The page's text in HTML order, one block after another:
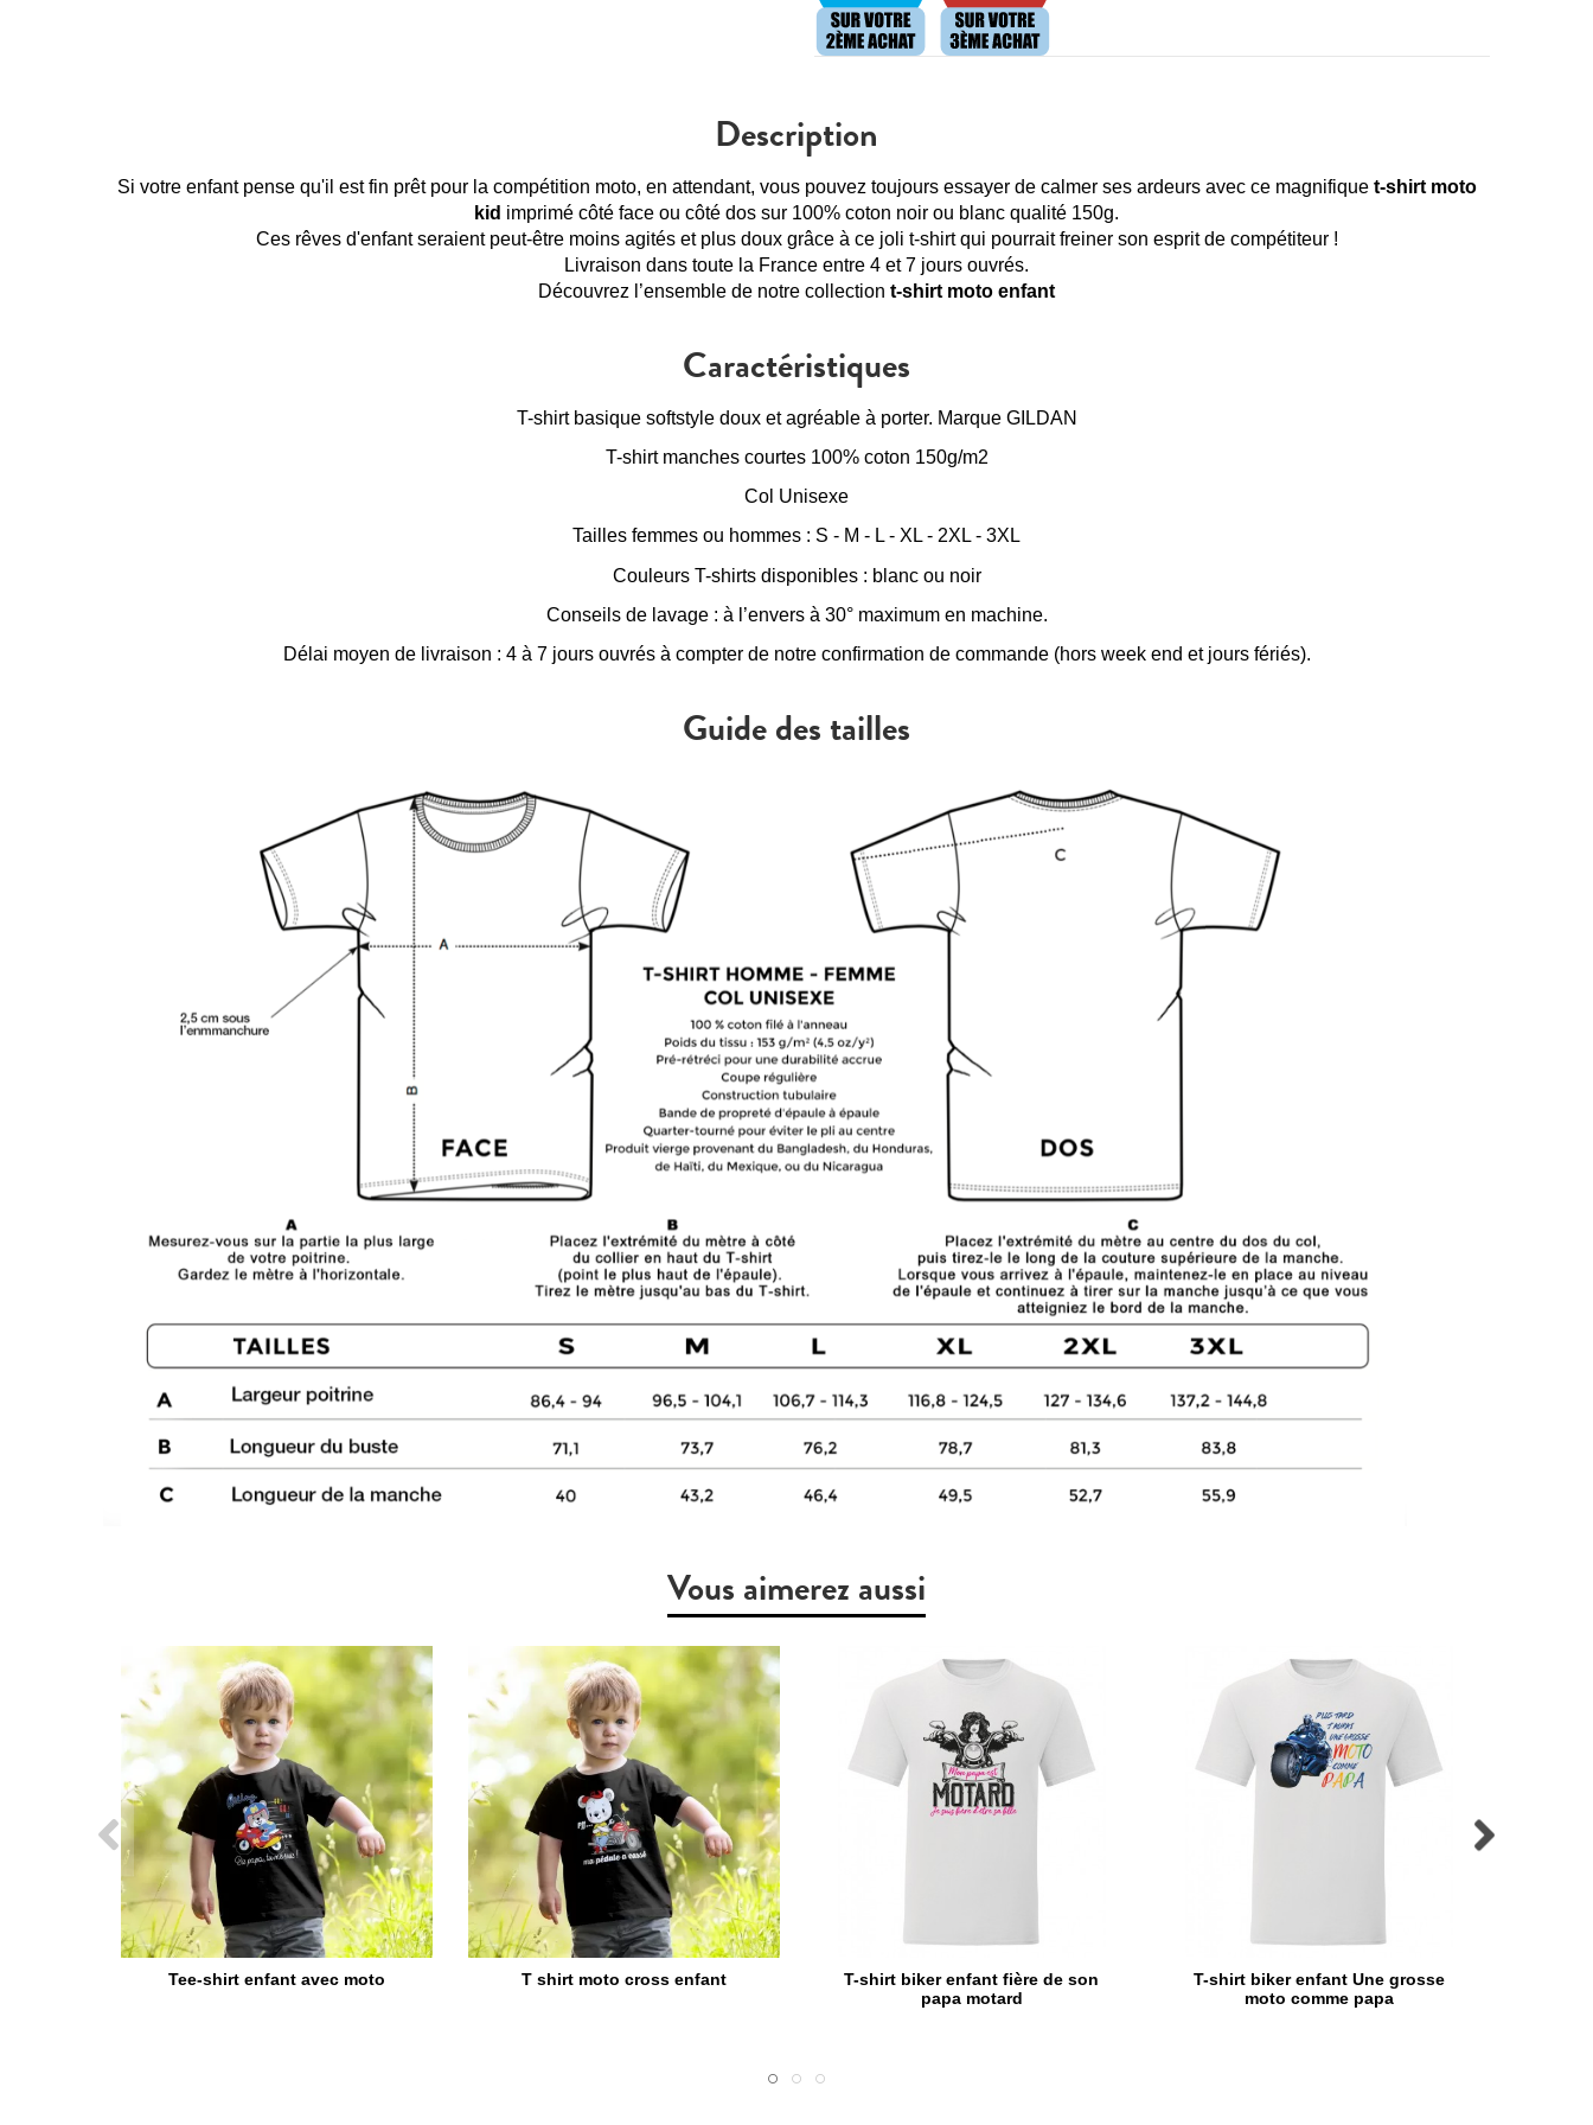
Description
Si votre enfant pense qu'il est fin prêt pour la compétition moto, en attendant, vous pouvez toujours essayer de calmer ses ardeurs avec ce magnifique t-shirt moto
kid imprimé côté face ou côté dos sur 100% coton noir ou blanc qualité 150g.
Ces rêves d'enfant seraient peut-être moins agités et plus doux grâce à ce joli t-shirt qui pourrait freiner son esprit de compétiteur !
Livraison dans toute la France entre 4 et 7 jours ouvrés.
Découvrez l’ensemble de notre collection t-shirt moto enfant
Caractéristiques
T-shirt basique softstyle doux et agréable à porter. Marque GILDAN
T-shirt manches courtes 100% coton 150g/m2
Col Unisexe
Tailles femmes ou hommes : S - M - L - XL - 2XL - 3XL
Couleurs T-shirts disponibles : blanc ou noir
Conseils de lavage : à l’envers à 30° maximum en machine.
Délai moyen de livraison : 4 à 7 jours ouvrés à compter de notre confirmation de commande (hors week end et jours fériés).
Guide des tailles
Vous aimerez aussi
Tee-shirt enfant avec moto T shirt moto cross enfant
T-shirt biker enfant fière de son
papa motard
T-shirt biker enfant Une grosse
moto comme papa